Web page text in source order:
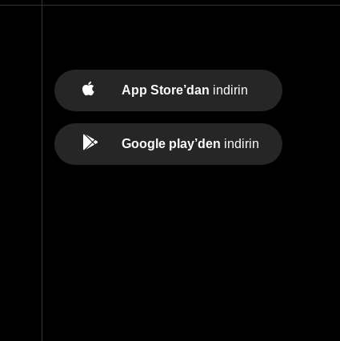
App Store’dan indirin
Google play’den indirin